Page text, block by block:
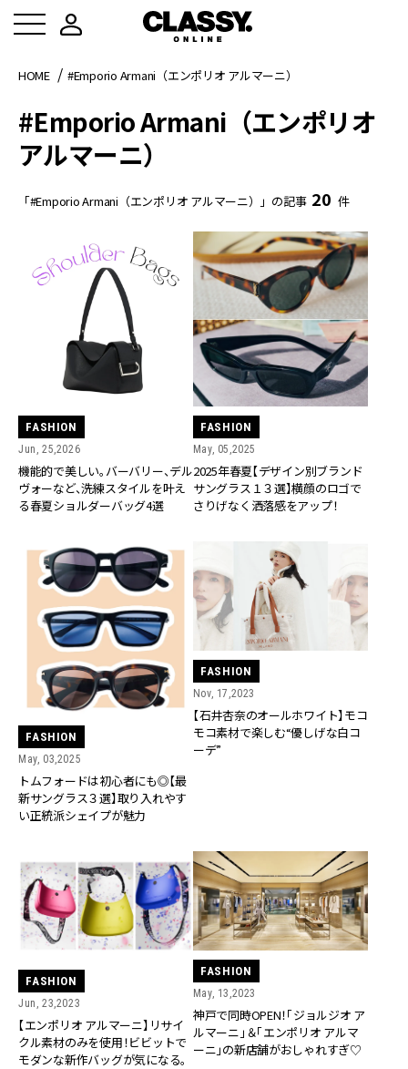
HOME #Emporio Armani（エンポリオ アルマーニ）
#Emporio Armani（エンポリオ
アルマーニ）
「#Emporio Armani（エンポリオ アルマーニ）」の記事 20 件
FASHION
Jun, 25,2026
機能的で美しい。バーバリー、デル
ヴォーなど、洗練スタイルを叶え
る春夏ショルダーバッグ4選
FASHION
May, 05,2025
2025年春夏【デザイン別ブランド
サングラス１３選】横顔のロゴで
さりげなく洒落感をアップ！
FASHION
May, 03,2025
トムフォードは初心者にも◎【最
新サングラス３選】取り入れやす
い正統派シェイプが魅力
FASHION
Nov, 17,2023
【石井杏奈のオールホワイト】モコ
モコ素材で楽しむ“優しげな白コ
ーデ”
FASHION
Jun, 23,2023
【エンポリオ アルマーニ】リサイ
クル素材のみを使用！ビビットで
モダンな新作バッグが気になる。
FASHION
May, 13,2023
神戸で同時OPEN！「ジョルジオ ア
ルマーニ」＆「エンポリオ アルマ
ーニ」の新店舗がおしゃれすぎ♡